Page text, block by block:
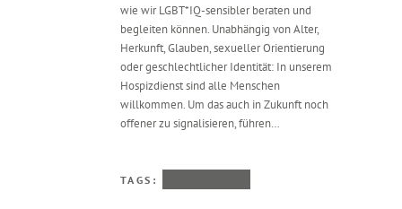
wie wir LGBT*IQ-sensibler beraten und
begleiten können. Unabhängig von Alter,
Herkunft, Glauben, sexueller Orientierung
oder geschlechtlicher Identität: In unserem
Hospizdienst sind alle Menschen
willkommen. Um das auch in Zukunft noch
offener zu signalisieren, führen…
TAGS: